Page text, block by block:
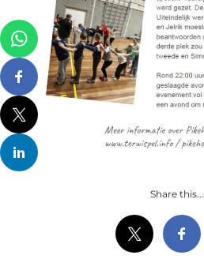
Share this...